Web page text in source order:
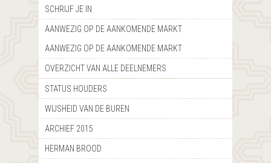
SCHRIJF JE IN
AANWEZIG OP DE AANKOMENDE MARKT
AANWEZIG OP DE AANKOMENDE MARKT
OVERZICHT VAN ALLE DEELNEMERS
STATUS HOUDERS
WIJSHEID VAN DE BUREN
ARCHIEF 2015
HERMAN BROOD